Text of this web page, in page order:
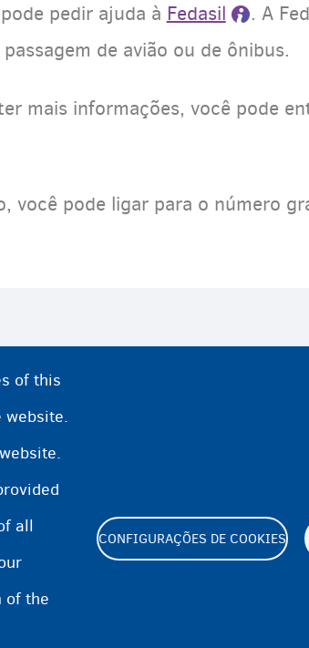
pedir ajuda à Fedasil
. A
de avião ou de ônibus.
mais informações, você pode
você pode ligar para o número
of this
website.
all
of the
CONFIGURAÇÕES DE COOKIES